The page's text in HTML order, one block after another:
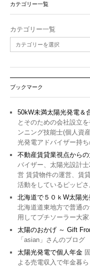
カテゴリー一覧
カテゴリー一覧
ブックマーク
50kW未満太陽光発電＆
とそのための会社設立
ンニング技能士(個人資
光発電アドバイザー持
不動産賃貸業視点から
バイザー、太陽光設計
営 賃貸物件の運営、賃
活動をしているピッピ
北海道で５０ｋW太陽
北海道道東地方で普通
用してプチソーラー大
太陽のおかげ ～ Gift
「asian」さんのブログ
太陽光発電で個人年金
よる売電収入で年金暮